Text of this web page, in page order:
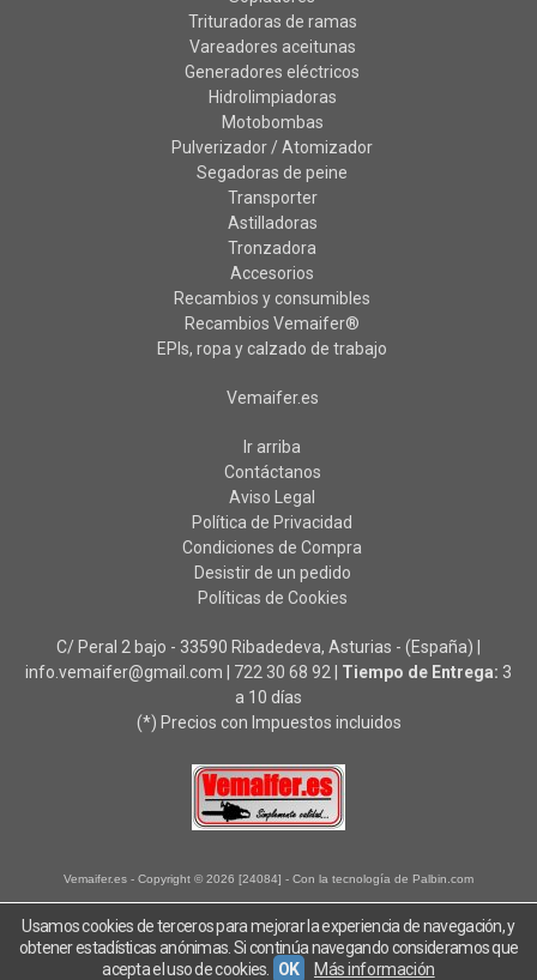
Trituradoras de ramas
Vareadores aceitunas
Generadores eléctricos
Hidrolimpiadoras
Motobombas
Pulverizador / Atomizador
Segadoras de peine
Transporter
Astilladoras
Tronzadora
Accesorios
Recambios y consumibles
Recambios Vemaifer®
EPIs, ropa y calzado de trabajo
Vemaifer.es
Ir arriba
Contáctanos
Aviso Legal
Política de Privacidad
Condiciones de Compra
Desistir de un pedido
Políticas de Cookies
C/ Peral 2 bajo - 33590 Ribadedeva, Asturias - (España) |
info.vemaifer@gmail.com | 722 30 68 92 Tiempo de Entrega: 3
a 10 días
(*) Precios con Impuestos incluidos
Vemaifer.es - Copyright © 2026 [24084] - Con la tecnología de Palbin.com
Usamos cookies de terceros para mejorar la experiencia de navegación, y
obtener estadísticas anónimas. Si continúa navegando consideramos que
acepta el uso de cookies.
OK Más información